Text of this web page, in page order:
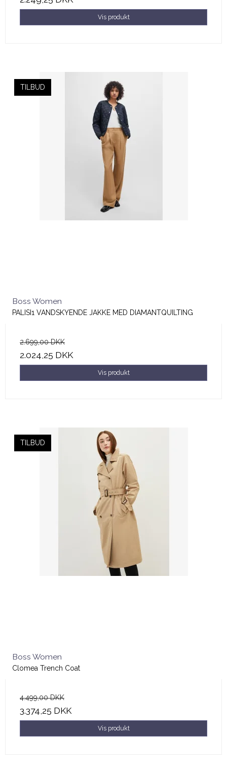
Vis produkt
TILBUD
Boss Women
PALISI1 VANDSKYENDE JAKKE MED DIAMANTQUILTING
2.699,00 DKK
2.024,25 DKK
Vis produkt
TILBUD
Boss Women
Clomea Trench Coat
4.499,00 DKK
3.374,25 DKK
Vis produkt